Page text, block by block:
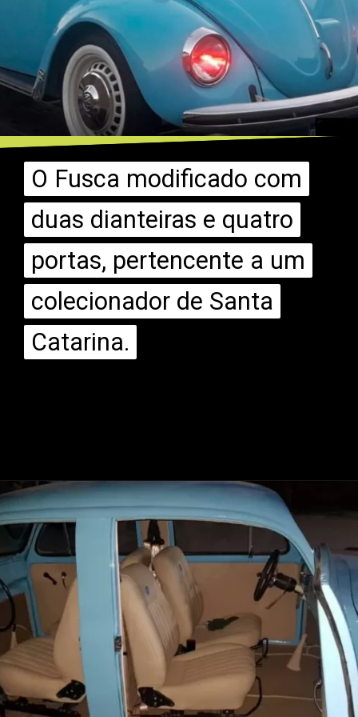
O Fusca modificado com
duas dianteiras e quatro
portas, pertencente a um
colecionador de Santa
Catarina.
O Fusca modificado com
duas dianteiras e quatro
portas, pertencente a um
colecionador de Santa
Catarina.
Opening